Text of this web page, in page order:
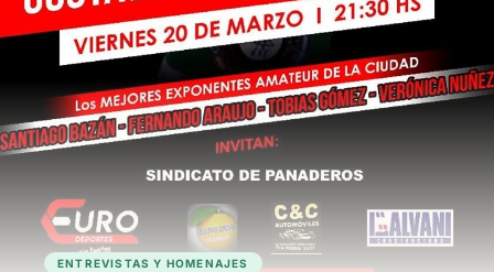
ENTREVISTAS Y HOMENAJES